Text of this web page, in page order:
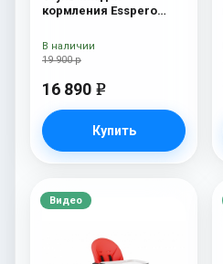
кормления Esspero
19 900 р
16 890 e
Купить
В наличии
Видео